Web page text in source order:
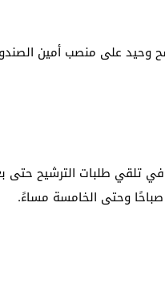
وحيد على منصب أمين
في تلقي طلبات الترشيح حتى
صباحًا وحتى الخامسة مساءً.